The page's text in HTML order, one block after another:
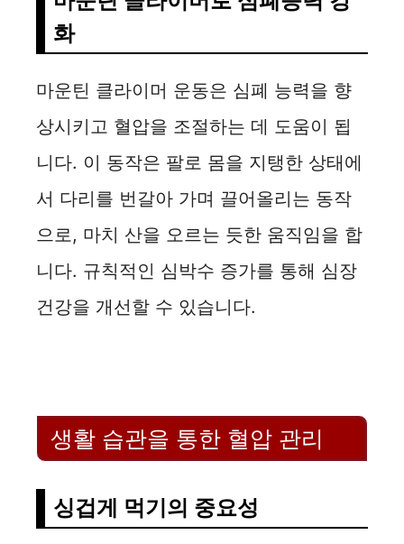
화
마운틴 클라이머 운동은 심폐 능력을 향
상시키고 혈압을 조절하는 데 도움이 됩
니다. 이 동작은 팔로 몸을 지탱한 상태에
서 다리를 번갈아 가며 끌어올리는 동작
으로, 마치 산을 오르는 듯한 움직임을 합
니다. 규칙적인 심박수 증가를 통해 심장
건강을 개선할 수 있습니다.
생활 습관을 통한 혈압 관리
싱겁게 먹기의 중요성